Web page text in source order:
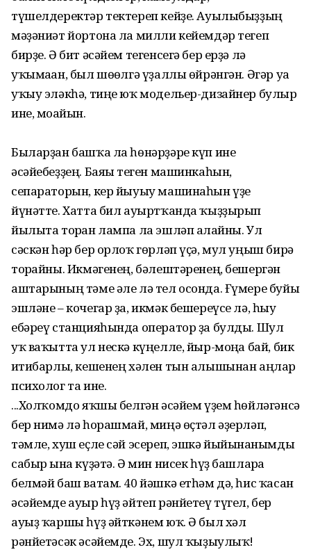
түшелдеректәр тектереп кейҙе. Ауылыбыҙҙың
мәҙәниәт йортона ла милли кейемдәр тегеп
бирҙе. Ә бит әсәйем тегенсегә бер ерҙә лә
уҡымаған, был шөғөлгә үҙаллы өйрәнгән. Әгәр уға
уҡыу эләкһә, тиңе юҡ модельер-дизайнер булыр
ине, моғайын.
Быларҙан башҡа ла һөнәрҙәре күп ине
әсәйебеҙҙең. Баяғы теген машинкаһын,
сепараторын, кер йыуыу машинаһын үҙе
йүнәтте. Хатта бил ауыртҡанда ҡыҙҙырып
йылыта торған лампа ла эшләп алғайны. Ул
сәскән һәр бер орлоҡ гөрләп үҫә, мул уңыш бирә
торғайны. Икмәгенең, бәлештәренең, бешергән
аштарының тәме әле лә тел осонда. Ғүмере буйы
эшләне – кочегар ҙа, икмәк бешереүсе лә, һыу
ебәреү станцияһында оператор ҙа булды. Шул
уҡ ваҡытта ул нескә күңелле, йыр-моңға бай, бик
иғтибарлы, кешенең хәлен тын алышынан аңлар
психолог та ине.
...Холҡомдо яҡшы белгән әсәйем үҙем һөйләгәнсә
бер нимә лә һорашмай, миңә өҫтәл әҙерләп,
тәмле, хуш еҫле сәй эсереп, эшкә йыйынғанымды
сабыр ғына күҙәтә. Ә мин нисек һүҙ башларға
белмәй баш ватам. 40 йәшкә етһәм дә, һис ҡасан
әсәйемде ауыр һүҙ әйтеп рәнйетеү түгел, бер
ауыҙ ҡаршы һүҙ әйткәнем юҡ. Ә был хәл
рәнйетәсәк әсәйемде. Эх, шул ҡыҙыулыҡ!